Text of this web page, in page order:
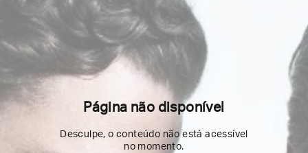
Página não disponível
Desculpe, o conteúdo não está acessível
no momento.